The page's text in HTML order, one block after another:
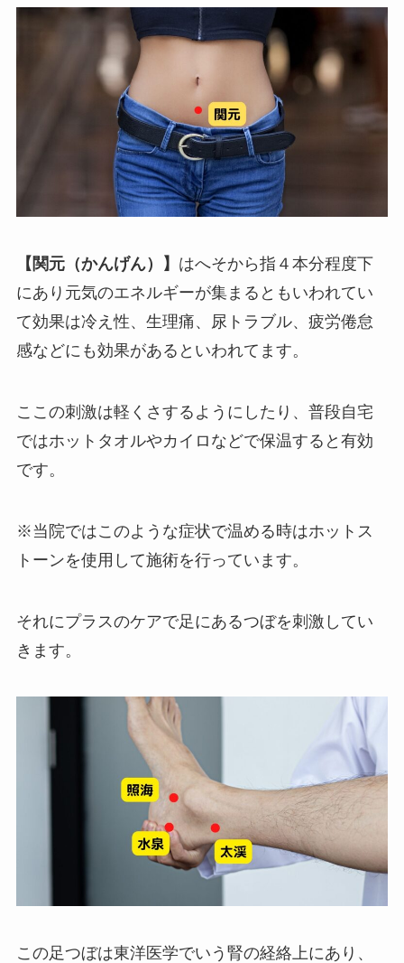
【関元（かんげん）】 はへそから指４本分程度下
にあり元気のエネルギーが集まるともいわれてい
て効果は冷え性、生理痛、尿トラブル、疲労倦怠
感などにも効果があるといわれてます。
ここの刺激は軽くさするようにしたり、普段自宅
ではホットタオルやカイロなどで保温すると有効
です。
※当院ではこのような症状で温める時はホットス
トーンを使用して施術を行っています。
それにプラスのケアで足にあるつぼを刺激してい
きます。
この足つぼは東洋医学でいう腎の経絡上にあり、